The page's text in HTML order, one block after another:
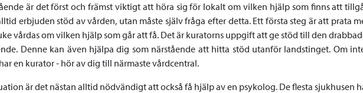
är det först och främst viktigt att höra sig för lokalt om vilken hjälp som finns att
erbjuden stöd av vården, utan måste själv fråga efter detta. Ett första steg är att prata
vårdas om vilken hjälp som går att få. Det är kuratorns uppgift att ge stöd till den
Denne kan även hjälpa dig som närstående att hitta stöd utanför landstinget. Om
en kurator - hör av dig till närmaste vårdcentral.
är det nästan alltid nödvändigt att också få hjälp av en psykolog. De flesta sjukhusen